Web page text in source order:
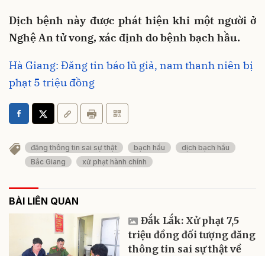
Dịch bệnh này được phát hiện khi một người ở
Nghệ An tử vong, xác định do bệnh bạch hầu.
Hà Giang: Đăng tin báo lũ giả, nam thanh niên bị
phạt 5 triệu đồng
đăng thông tin sai sự thật bạch hầu
dịch bạch hầu
Bắc Giang
xử phạt hành chính
BÀI LIÊN QUAN
Đắk Lắk: Xử phạt 7,5
triệu đồng đối tượng đăng
thông tin sai sự thật về